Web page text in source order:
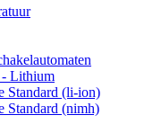
- Lithium
Standard (li-ion)
Standard (nimh)